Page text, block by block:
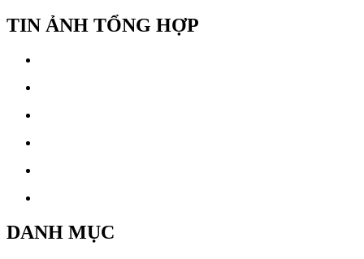
TIN ẢNH TỔNG HỢP
DANH MỤC